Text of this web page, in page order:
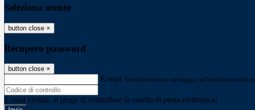
Seleziona utente
button close ×
Recupero password
button close ×
E-mail Verrà inviato un messaggio all'indirizzo
E-mail inviata, si prega di controllare la casella di posta elettronica!